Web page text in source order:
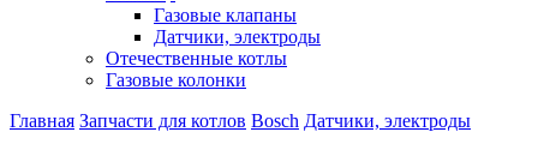
Газовые клапаны
Датчики, электроды
Отечественные котлы
Газовые колонки
Главная Запчасти для котлов Bosch Датчики, электроды